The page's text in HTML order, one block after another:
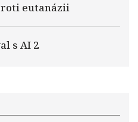
eutanázii
s AI 2